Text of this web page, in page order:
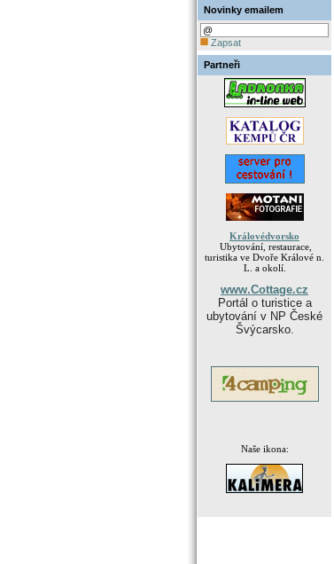
Novinky emailem
Zapsat
Partneři
Královédvorsko
Ubytování, restaurace,
turistika ve Dvoře Králové n.
L. a okolí.
www.Cottage.cz
Portál o turistice a
ubytování v NP České
Švýcarsko.
Naše ikona: